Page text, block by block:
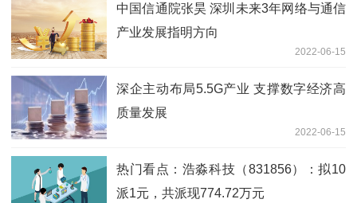
中国信通院张昊 深圳未来3年网络与通信
产业发展指明方向
2022-06-15
深企主动布局5.5G产业 支撑数字经济高
质量发展
2022-06-15
热门看点：浩淼科技（831856）：拟10
派1元，共派现774.72万元